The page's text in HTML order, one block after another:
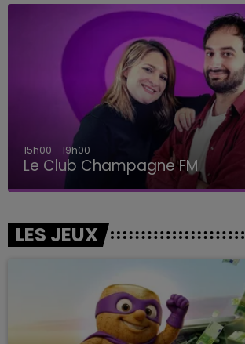
15h00 - 19h00
Le Club Champagne FM
LES JEUX